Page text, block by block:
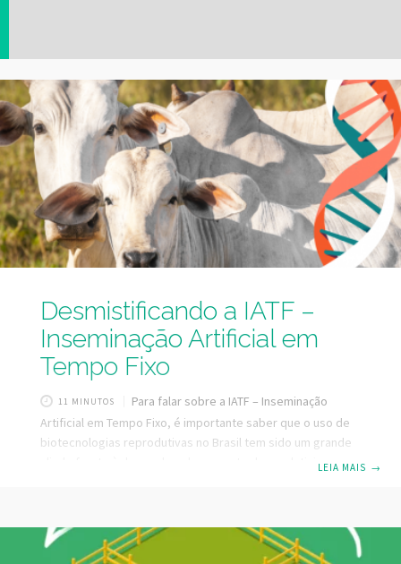
Desmistificando a IATF –
Inseminação Artificial em
Tempo Fixo
11 MINUTOS
Para falar sobre a IATF – Inseminação
Artificial em Tempo Fixo, é importante saber que o uso de
biotecnologias reprodutivas no Brasil tem sido um grande
aliado frente à demanda pelo aumento de produtividade e
crescente pela produção de carne bovina. Na pecuária
extensiva, tradicionalmente não se adotava a estação de
LEIA MAIS →